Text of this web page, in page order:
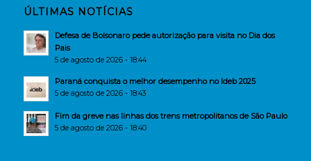
ÚLTIMAS NOTÍCIAS
Defesa de Bolsonaro pede autorização para visita no Dia dos
Pais
5 de agosto de 2026 - 18:44
Paraná conquista o melhor desempenho no Ideb 2025
5 de agosto de 2026 - 18:43
Fim da greve nas linhas dos trens metropolitanos de São Paulo
5 de agosto de 2026 - 18:40